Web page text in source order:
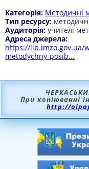
Категорія: Методичні
Тип ресурсу:
Аудиторія: учителі
Адреса джерела:
https://lib.imzo.gov.ua/
metodychny-posib...
При копіюванні
http://